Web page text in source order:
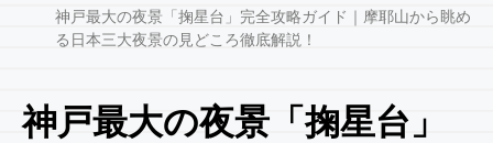
神戸最大の夜景「掬星台」完全攻略ガイド｜摩耶山から眺め
る日本三大夜景の見どころ徹底解説！
神戸最大の夜景「掬星台」